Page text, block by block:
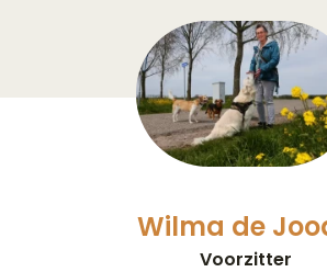
Wilma de
Voorzitter